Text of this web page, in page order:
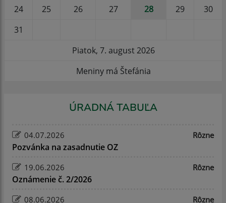
24
25 26 27 28 29
30
31
Piatok, 7. august 2026
Meniny má Štefánia
ÚRADNÁ TABUĽA
04.07.2026 Rôzne
Pozvánka na zasadnutie OZ
19.06.2026 Rôzne
Oznámenie č. 2/2026
08.06.2026 Rôzne